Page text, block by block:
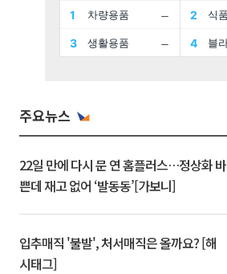
주요뉴스
22일 만에 다시 문 연 홈플러스…정상화 바
쁜데 재고 없어 ‘발동동’[가보니]
입추매직 '불발', 처서매직은 올까요? [해
시태그]